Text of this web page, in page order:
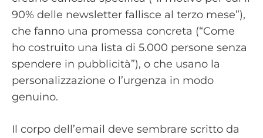
90% delle newsletter fallisce al terzo mese”),
che fanno una promessa concreta (“Come
ho costruito una lista di 5.000 persone senza
spendere in pubblicità”), o che usano la
personalizzazione o l’urgenza in modo
genuino.
Il corpo dell’email deve sembrare scritto da